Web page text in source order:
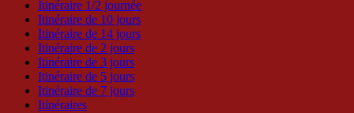
Itinéraire 1/2 journée
Itinéraire de 10 jours
Itinéraire de 14 jours
Itinéraire de 2 jours
Itinéraire de 3 jours
Itinéraire de 5 jours
Itinéraire de 7 jours
Itinéraires